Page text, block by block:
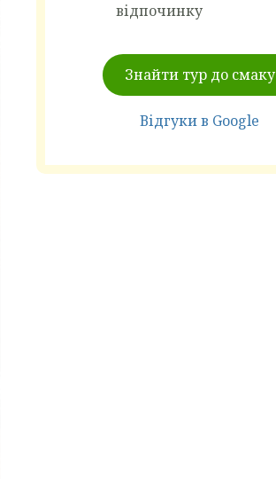
відпочинку
Знайти тур до смаку
Відгуки в Google